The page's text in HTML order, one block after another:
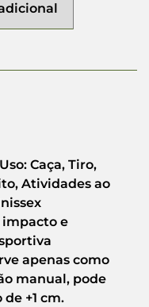
Caça, Tiro,
Atividades ao
impacto e
apenas como
manual, pode
+1 cm.